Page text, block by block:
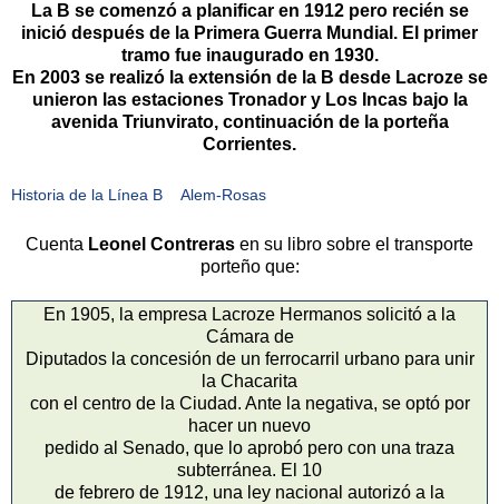
La B se comenzó a planificar en 1912 pero recién se
inició después de la Primera Guerra Mundial. El primer
tramo fue inaugurado en 1930.
En 2003 se realizó la extensión de la B desde Lacroze se
unieron las estaciones Tronador y Los Incas bajo la
avenida Triunvirato, continuación de la porteña
Corrientes.
Historia de la Línea B Alem-Rosas
Cuenta Leonel Contreras en su libro sobre el transporte
porteño que:
En 1905, la empresa Lacroze Hermanos solicitó a la
Cámara de
Diputados la concesión de un ferrocarril urbano para unir
la Chacarita
con el centro de la Ciudad. Ante la negativa, se optó por
hacer un nuevo
pedido al Senado, que lo aprobó pero con una traza
subterránea. El 10
de febrero de 1912, una ley nacional autorizó a la